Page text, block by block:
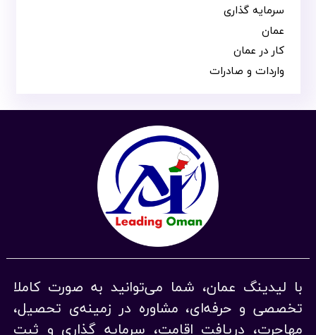
سرمایه گذاری
عمان
کار در عمان
واردات و صادرات
با لیدینگ عمان، شما می‌توانید به صورت کاملا
تخصصی و حرفه‌ای، مشاوره در زمینه‌ی تحصیل،
مهاجرت، دریافت اقامت، سرمایه گذاری و ثبت